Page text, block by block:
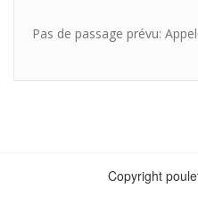
Pas de passage prévu:
Copyright